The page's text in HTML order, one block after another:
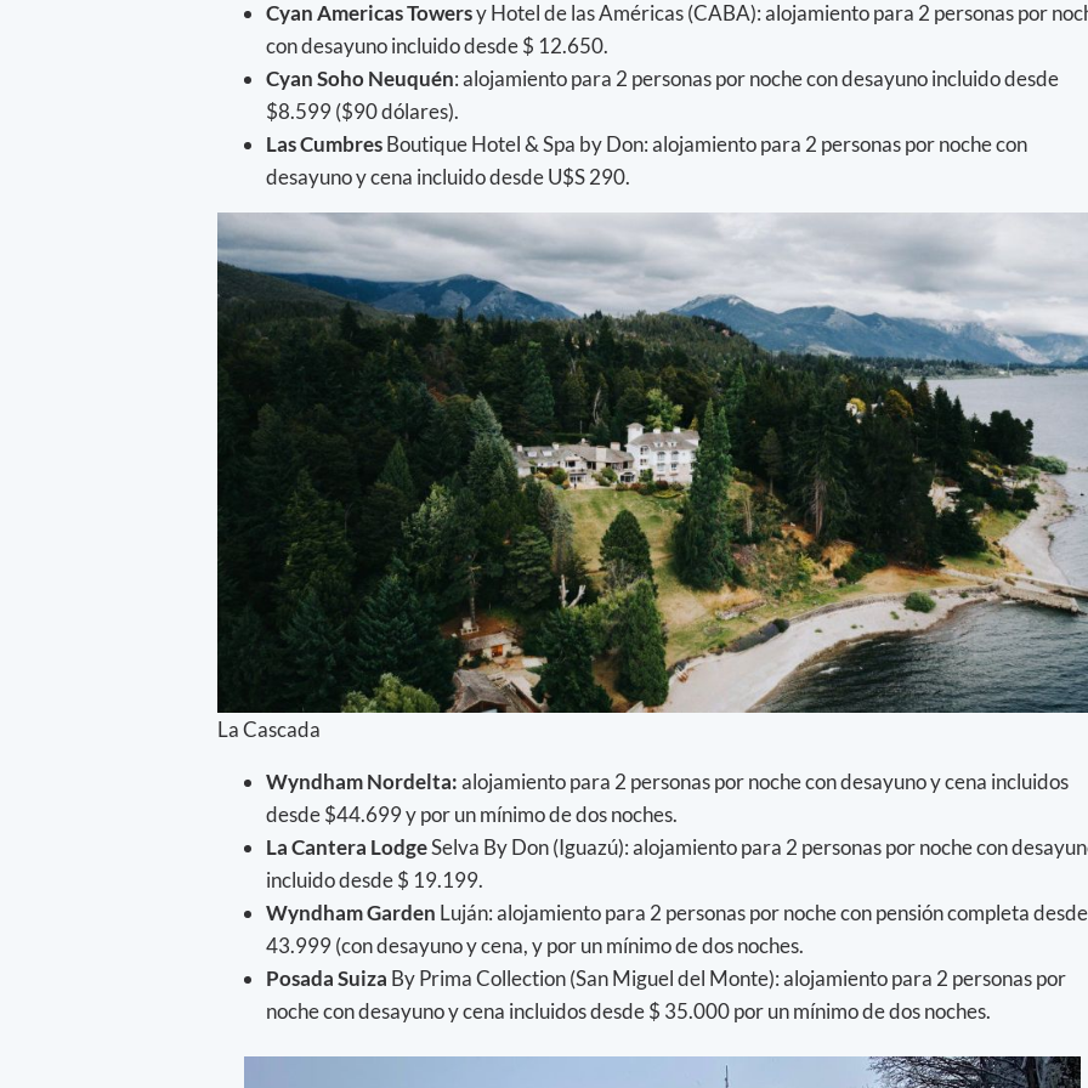
Cyan Americas Towersy Hotel de las Américas (CABA): alojamiento para 2 personas por
con desayuno incluido desde $ 12.650.
Cyan Soho Neuquén: alojamiento para 2 personas por noche con desayuno incluido desde
$8.599 ($90 dólares).
Las CumbresBoutique Hotel & Spa by Don: alojamiento para 2 personas por noche con
desayuno y cena incluido desde U$S 290.
La Cascada
Wyndham Nordelta:alojamiento para 2 personas por noche con desayuno y cena incluidos
desde $44.699 y por un mínimo de dos noches.
La Cantera LodgeSelva By Don (Iguazú): alojamiento para 2 personas por noche con
incluido desde $ 19.199.
Wyndham Garden Luján: alojamiento para 2 personas por noche con pensión completa
43.999 (con desayuno y cena, y por un mínimo de dos noches.
Posada Suiza By Prima Collection (San Miguel del Monte): alojamiento para 2 personas por
noche con desayuno y cena incluidos desde $ 35.000 por un mínimo de dos noches.